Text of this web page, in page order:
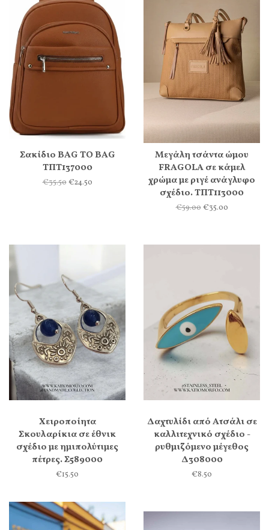
Σακίδιο BAG TO BAG
ΤΠΤ137000
€35.50€24.50
Μεγάλη τσάντα ώμου
FRAGOLA σε κάμελ
χρώμα με ριγέ ανάγλυφο
σχέδιο. ΤΠΤ113000
€59.00€35.00
Χειροποίητα
Σκουλαρίκια σε έθνικ
σχέδιο με ημιπολύτιμες
πέτρες. Σ589000
€15.50
Δαχτυλίδι από Ατσάλι σε
καλλιτεχνικό σχέδιο -
ρυθμιζόμενο μέγεθος
Δ308000
€8.50